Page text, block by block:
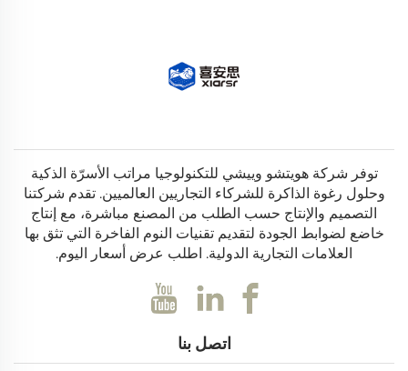
توفر شركة هويتشو وييشي للتكنولوجيا مراتب الأسرّة الذكية
وحلول رغوة الذاكرة للشركاء التجاريين العالميين. تقدم شركتنا
التصميم والإنتاج حسب الطلب من المصنع مباشرة، مع إنتاج
خاضع لضوابط الجودة لتقديم تقنيات النوم الفاخرة التي تثق بها
العلامات التجارية الدولية. اطلب عرض أسعار اليوم.
اتصل بنا